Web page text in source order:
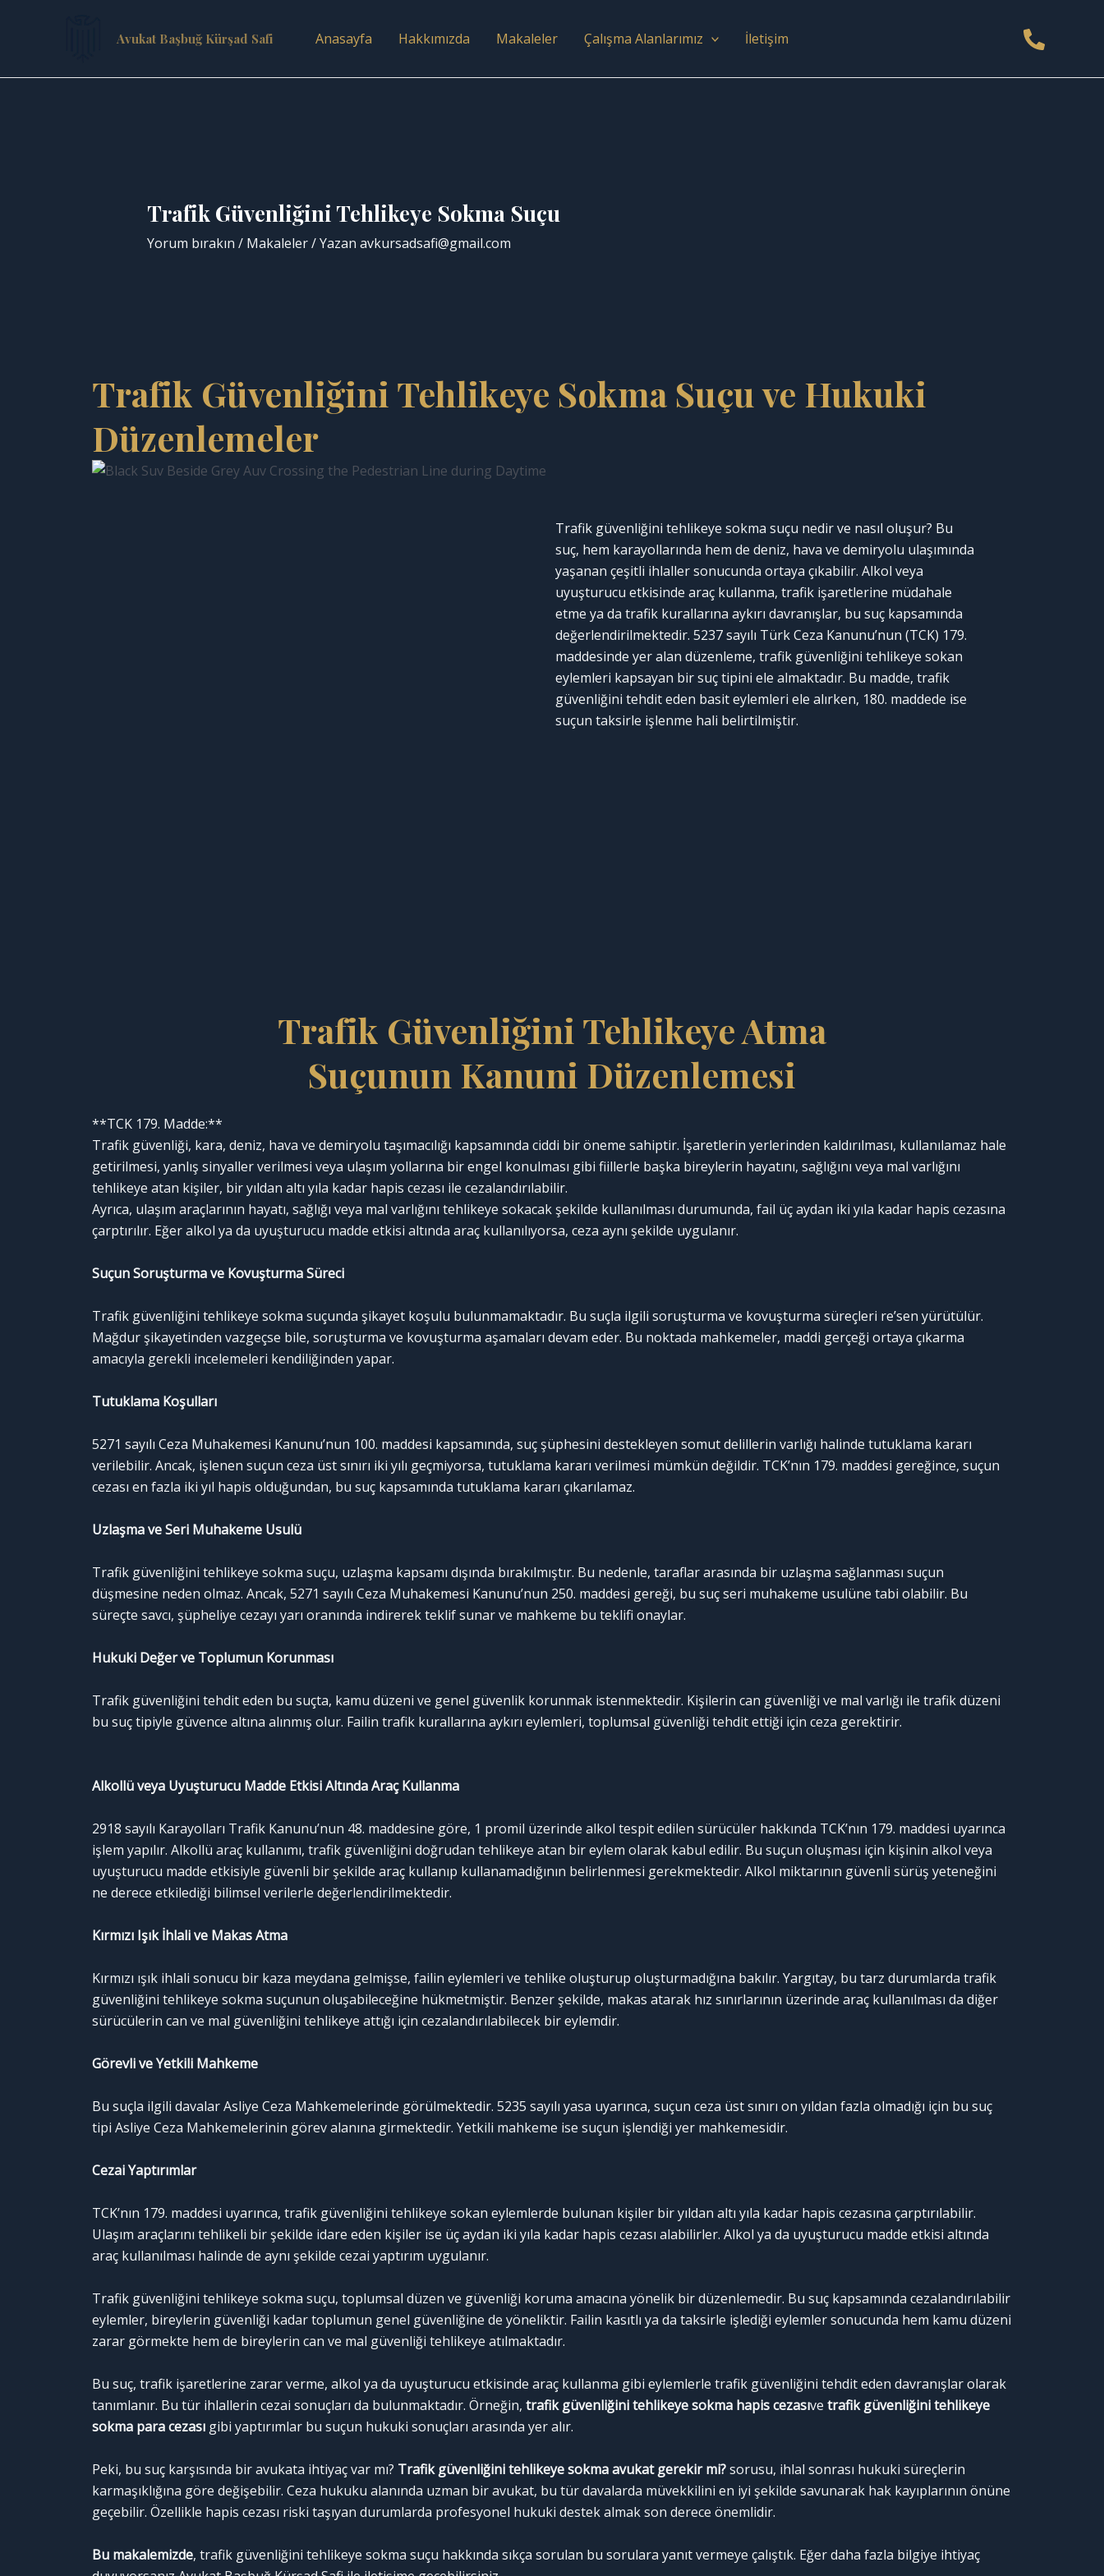
Avukat Başbuğ Kürşad Safi Anasayfa Hakkımızda Makaleler Çalışma Alanlarımız İletişim
Trafik Güvenliğini Tehlikeye Sokma Suçu
Yorum bırakın / Makaleler/ Yazan avkursadsafi@gmail.com
Trafik Güvenliğini Tehlikeye Sokma Suçu ve Hukuki
Düzenlemeler
Trafik güvenliğini tehlikeye sokma suçu nedirve nasıl oluşur? Bu
suç, hem karayollarında hem de deniz, hava ve demiryolu ulaşımında
yaşanan çeşitli ihlaller sonucunda ortaya çıkabilir. Alkol veya
uyuşturucu etkisinde araç kullanma, trafik işaretlerine müdahale
etme ya da trafik kurallarına aykırı davranışlar, bu suç kapsamında
değerlendirilmektedir. 5237 sayılı Türk Ceza Kanunu’nun (TCK) 179.
maddesinde yer alan düzenleme, trafik güvenliğini tehlikeye sokan
eylemleri kapsayan bir suç tipini ele almaktadır. Bu madde, trafik
güvenliğini tehdit eden basit eylemleri ele alırken, 180. maddede ise
suçun taksirle işlenme hali belirtilmiştir.
Trafik Güvenliğini Tehlikeye Atma
Suçunun Kanuni Düzenlemesi
**TCK 179. Madde:**
Trafik güvenliği, kara, deniz, hava ve demiryolu taşımacılığı kapsamında ciddi bir öneme sahiptir. İşaretlerin yerlerinden kaldırılması, kullanılamaz hale
getirilmesi, yanlış sinyaller verilmesi veya ulaşım yollarına bir engel konulması gibi fiillerle başka bireylerin hayatını, sağlığını veya mal varlığını
tehlikeye atan kişiler, bir yıldan altı yıla kadar hapis cezası ile cezalandırılabilir.
Ayrıca, ulaşım araçlarının hayatı, sağlığı veya mal varlığını tehlikeye sokacak şekilde kullanılması durumunda, fail üç aydan iki yıla kadar hapis cezasına
çarptırılır. Eğer alkol ya da uyuşturucu madde etkisi altında araç kullanılıyorsa, ceza aynı şekilde uygulanır.
Suçun Soruşturma ve Kovuşturma Süreci
Trafik güvenliğini tehlikeye sokma suçunda şikayet koşulu bulunmamaktadır. Bu suçla ilgili soruşturma ve kovuşturma süreçleri re’sen yürütülür.
Mağdur şikayetinden vazgeçse bile, soruşturma ve kovuşturma aşamaları devam eder. Bu noktada mahkemeler, maddi gerçeği ortaya çıkarma
amacıyla gerekli incelemeleri kendiliğinden yapar.
Tutuklama Koşulları
5271 sayılı Ceza Muhakemesi Kanunu’nun 100. maddesi kapsamında, suç şüphesini destekleyen somut delillerin varlığı halinde tutuklama kararı
verilebilir. Ancak, işlenen suçun ceza üst sınırı iki yılı geçmiyorsa, tutuklama kararı verilmesi mümkün değildir. TCK’nın 179. maddesi gereğince, suçun
cezası en fazla iki yıl hapis olduğundan, bu suç kapsamında tutuklama kararı çıkarılamaz.
Uzlaşma ve Seri Muhakeme Usulü
Trafik güvenliğini tehlikeye sokma suçu, uzlaşma kapsamı dışında bırakılmıştır. Bu nedenle, taraflar arasında bir uzlaşma sağlanması suçun
düşmesine neden olmaz. Ancak, 5271 sayılı Ceza Muhakemesi Kanunu’nun 250. maddesi gereği, bu suç seri muhakeme usulüne tabi olabilir. Bu
süreçte savcı, şüpheliye cezayı yarı oranında indirerek teklif sunar ve mahkeme bu teklifi onaylar.
Hukuki Değer ve Toplumun Korunması
Trafik güvenliğini tehdit eden bu suçta, kamu düzeni ve genel güvenlik korunmak istenmektedir. Kişilerin can güvenliği ve mal varlığı ile trafik düzeni
bu suç tipiyle güvence altına alınmış olur. Failin trafik kurallarına aykırı eylemleri, toplumsal güvenliği tehdit ettiği için ceza gerektirir.
Alkollü veya Uyuşturucu Madde Etkisi Altında Araç Kullanma
2918 sayılı Karayolları Trafik Kanunu’nun 48. maddesine göre, 1 promil üzerinde alkol tespit edilen sürücüler hakkında TCK’nın 179. maddesi uyarınca
işlem yapılır. Alkollü araç kullanımı, trafik güvenliğini doğrudan tehlikeye atan bir eylem olarak kabul edilir. Bu suçun oluşması için kişinin alkol veya
uyuşturucu madde etkisiyle güvenli bir şekilde araç kullanıp kullanamadığının belirlenmesi gerekmektedir. Alkol miktarının güvenli sürüş yeteneğini
ne derece etkilediği bilimsel verilerle değerlendirilmektedir.
Kırmızı Işık İhlali ve Makas Atma
Kırmızı ışık ihlali sonucu bir kaza meydana gelmişse, failin eylemleri ve tehlike oluşturup oluşturmadığına bakılır. Yargıtay, bu tarz durumlarda trafik
güvenliğini tehlikeye sokma suçunun oluşabileceğine hükmetmiştir. Benzer şekilde, makas atarak hız sınırlarının üzerinde araç kullanılması da diğer
sürücülerin can ve mal güvenliğini tehlikeye attığı için cezalandırılabilecek bir eylemdir.
Görevli ve Yetkili Mahkeme
Bu suçla ilgili davalar Asliye Ceza Mahkemelerinde görülmektedir. 5235 sayılı yasa uyarınca, suçun ceza üst sınırı on yıldan fazla olmadığı için bu suç
tipi Asliye Ceza Mahkemelerinin görev alanına girmektedir. Yetkili mahkeme ise suçun işlendiği yer mahkemesidir.
Cezai Yaptırımlar
TCK’nın 179. maddesi uyarınca, trafik güvenliğini tehlikeye sokan eylemlerde bulunan kişiler bir yıldan altı yıla kadar hapis cezasına çarptırılabilir.
Ulaşım araçlarını tehlikeli bir şekilde idare eden kişiler ise üç aydan iki yıla kadar hapis cezası alabilirler. Alkol ya da uyuşturucu madde etkisi altında
araç kullanılması halinde de aynı şekilde cezai yaptırım uygulanır.
Trafik güvenliğini tehlikeye sokma suçu, toplumsal düzen ve güvenliği koruma amacına yönelik bir düzenlemedir. Bu suç kapsamında cezalandırılabilir
eylemler, bireylerin güvenliği kadar toplumun genel güvenliğine de yöneliktir. Failin kasıtlı ya da taksirle işlediği eylemler sonucunda hem kamu düzeni
zarar görmekte hem de bireylerin can ve mal güvenliği tehlikeye atılmaktadır.
Bu suç, trafik işaretlerine zarar verme, alkol ya da uyuşturucu etkisinde araç kullanma gibi eylemlerle trafik güvenliğini tehdit eden davranışlar olarak
tanımlanır. Bu tür ihlallerin cezai sonuçları da bulunmaktadır. Örneğin, trafik güvenliğini tehlikeye sokma hapis cezasıve trafik güvenliğini tehlikeye
sokma para cezası gibi yaptırımlar bu suçun hukuki sonuçları arasında yer alır.
Peki, bu suç karşısında bir avukata ihtiyaç var mı? Trafik güvenliğini tehlikeye sokma avukat gerekir mi?sorusu, ihlal sonrası hukuki süreçlerin
karmaşıklığına göre değişebilir. Ceza hukuku alanında uzman bir avukat, bu tür davalarda müvekkilini en iyi şekilde savunarak hak kayıplarının önüne
geçebilir. Özellikle hapis cezası riski taşıyan durumlarda profesyonel hukuki destek almak son derece önemlidir.
Bu makalemizde, trafik güvenliğini tehlikeye sokma suçu hakkında sıkça sorulan bu sorulara yanıt vermeye çalıştık. Eğer daha fazla bilgiye ihtiyaç